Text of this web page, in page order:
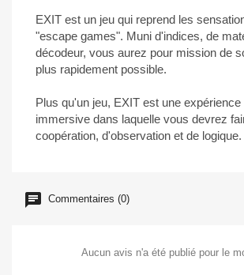
EXIT est un jeu qui reprend les
"escape games". Muni d'indices, de
décodeur, vous aurez pour mission de
plus rapidement possible.
Plus qu'un jeu, EXIT est une expérience
immersive dans laquelle vous devrez
coopération, d'observation et de logique.
Commentaires (0)
Aucun avis n'a été publié pour le